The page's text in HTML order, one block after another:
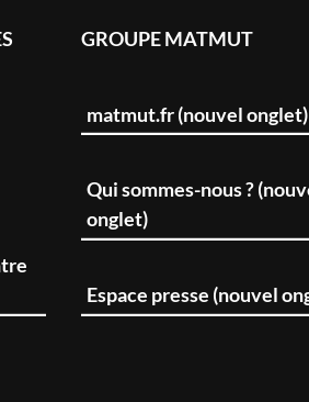
GROUPE MATMUT
matmut.fr (nouvel onglet)
Qui sommes-nous ?
onglet)
Espace presse (nouvel